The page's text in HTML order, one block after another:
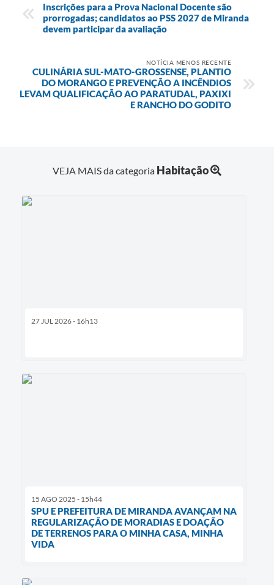
Inscrições para a Prova Nacional Docente são
prorrogadas; candidatos ao PSS 2027 de Miranda
devem participar da avaliação
NOTÍCIA MENOS RECENTE
CULINÁRIA SUL-MATO-GROSSENSE, PLANTIO
DO MORANGO E PREVENÇÃO A INCÊNDIOS
LEVAM QUALIFICAÇÃO AO PARATUDAL, PAXIXI
E RANCHO DO GODITO
VEJA MAIS da categoria Habitação
27 JUL 2026 - 16h13
15 AGO 2025 - 15h44
SPU E PREFEITURA DE MIRANDA AVANÇAM NA
REGULARIZAÇÃO DE MORADIAS E DOAÇÃO
DE TERRENOS PARA O MINHA CASA, MINHA
VIDA